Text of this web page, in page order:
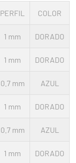
PERFIL COLOR
1 mm DORADO
1 mm DORADO
0.7 mm AZUL
1 mm DORADO
0.7 mm AZUL
1 mm DORADO